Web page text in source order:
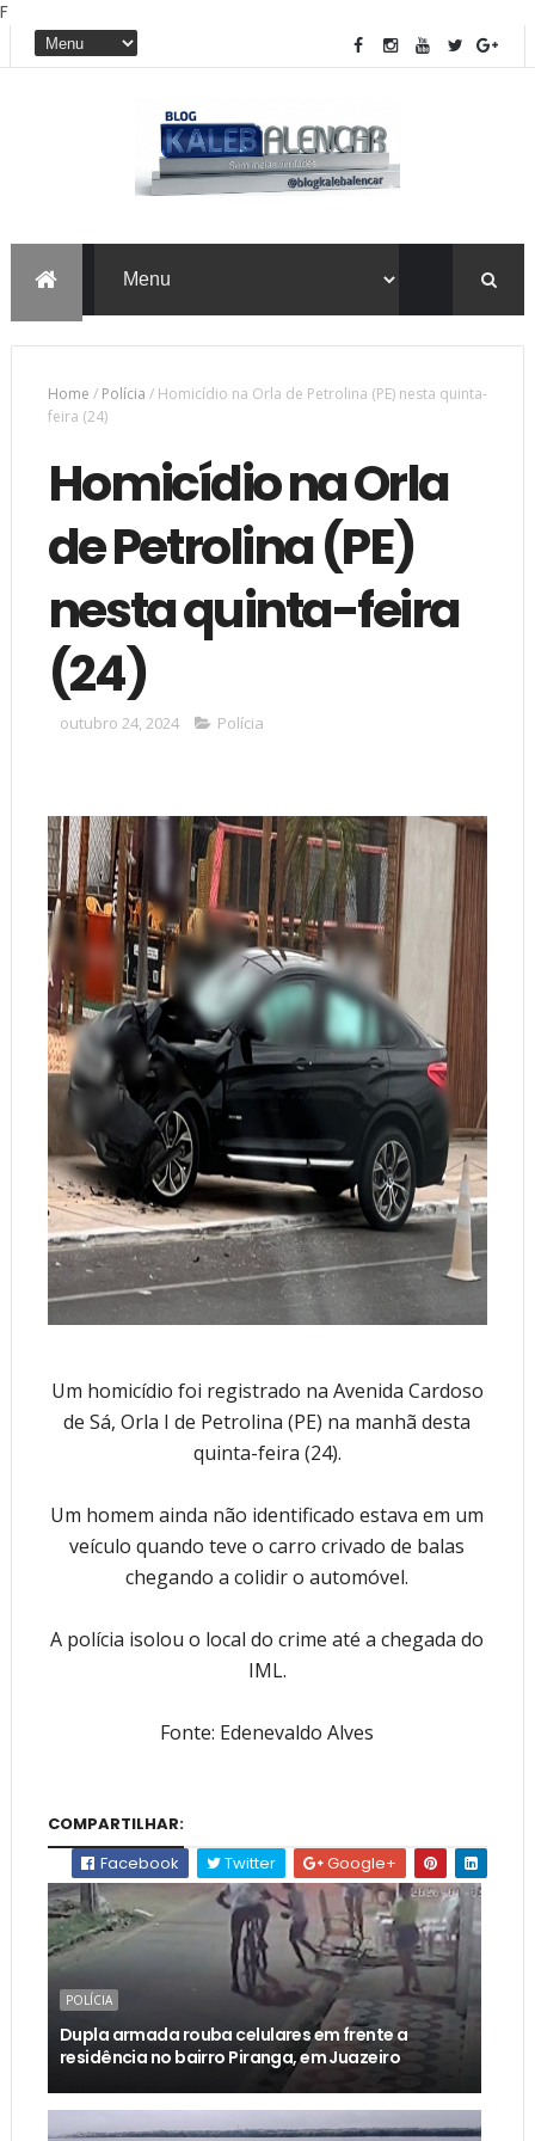
F
Home / Polícia / Homicídio na Orla de Petrolina (PE) nesta quinta-
feira (24)
Homicídio na Orla
de Petrolina (PE)
nesta quinta-feira
(24)
outubro 24, 2024 Polícia
Um homicídio foi registrado na Avenida Cardoso
de Sá, Orla I de Petrolina (PE) na manhã desta
quinta-feira (24).
Um homem ainda não identificado estava em um
veículo quando teve o carro crivado de balas
chegando a colidir o automóvel.
A polícia isolou o local do crime até a chegada do
IML.
Fonte: Edenevaldo Alves
COMPARTILHAR:
Facebook
Twitter Google+
POLÍCIA
Dupla armada rouba celulares em frente a
residência no bairro Piranga, em Juazeiro